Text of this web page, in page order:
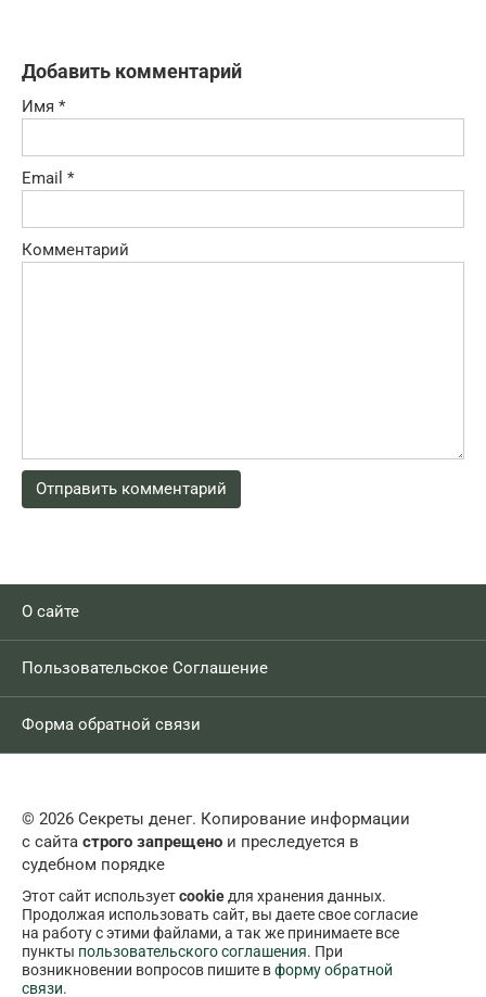
Добавить комментарий
Имя *
Email *
Комментарий
О сайте
Пользовательское Соглашение
Форма обратной связи
© 2026 Секреты денег. Копирование информации
с сайта строго запрещено и преследуется в
судебном порядке
Этот сайт используетcookie для хранения данных.
Продолжая использовать сайт, вы даете свое согласие
на работу с этими файлами, а так же принимаете все
пункты пользовательского соглашения. При
возникновении вопросов пишите вформу обратной
связи.